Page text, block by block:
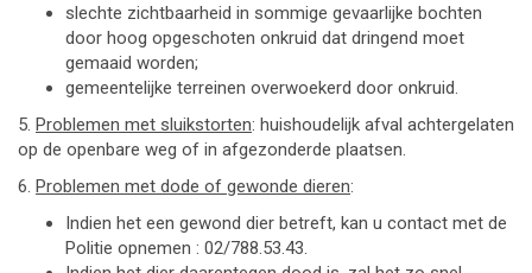
slechte zichtbaarheid in sommige gevaarlijke bochten
door hoog opgeschoten onkruid dat dringend moet
gemaaid worden;
gemeentelijke terreinen overwoekerd door onkruid.
5. Problemen met sluikstorten: huishoudelijk afval achtergelaten
op de openbare weg of in afgezonderde plaatsen.
6. Problemen met dode of gewonde dieren:
Indien het een gewond dier betreft, kan u contact met de
Politie opnemen : 02/788.53.43.